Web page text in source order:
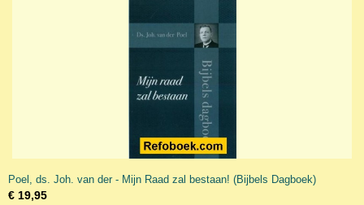
Poel, ds. Joh. van der - Mijn Raad zal bestaan! (Bijbels Dagboek)
€ 19,95